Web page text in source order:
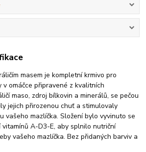
masem je kompletní krmivo pro
v omáčce připravené z kvalitních
maso, zdroj bílkovin a minerálů, se pečou
jejich přirozenou chuť a stimulovaly
vašeho mazlíčka. Složení bylo vyvinuto se
A-D3-E, aby splnilo nutriční
vašeho mazlíčka. Bez přidaných barviv a